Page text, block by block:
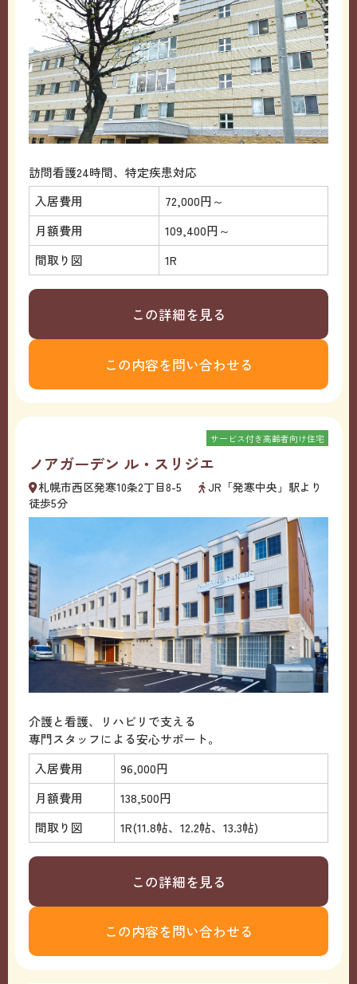
訪問看護24時間、特定疾患対応
入居費用
72,000円～
月額費用
109,400円～
間取り図
1R
この詳細を見る
この内容を問い合わせる
ノアガーデン ル・スリジエ
サービス付き高齢者向け住宅
札幌市西区発寒10条2丁目8-5
JR「発寒中央」駅より
徒歩5分
介護と看護、リハビリで支える
専門スタッフによる安心サポート。
入居費用
96,000円
月額費用
138,500円
間取り図
1R(11.8帖、12.2帖、13.3帖)
この詳細を見る
この内容を問い合わせる